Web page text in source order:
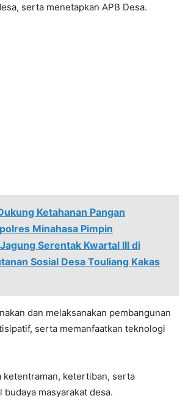
serta menetapkan APB Desa.
Ketahanan Pangan
Minahasa Pimpin
Serentak Kwartal III di
Sosial Desa Touliang Kakas
dan melaksanakan pembangunan
serta memanfaatkan teknologi
ketentraman, ketertiban, serta
budaya masyarakat desa.